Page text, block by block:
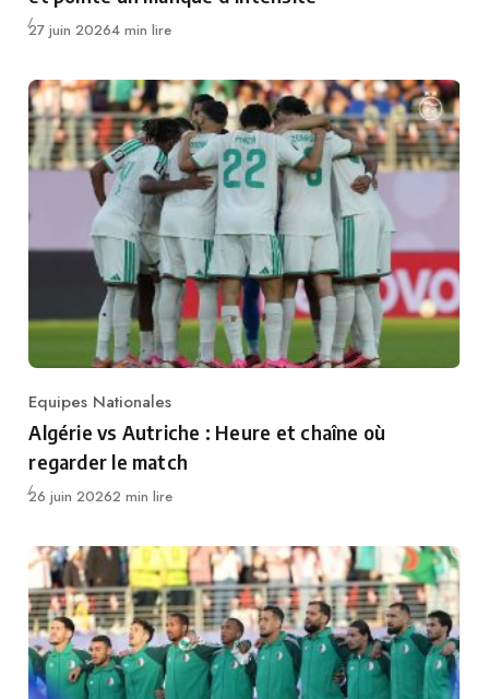
Publié
27 juin 20264 min lire
Category
Equipes Nationales
Algérie vs Autriche : Heure et chaîne où
regarder le match
Publié
26 juin 20262 min lire